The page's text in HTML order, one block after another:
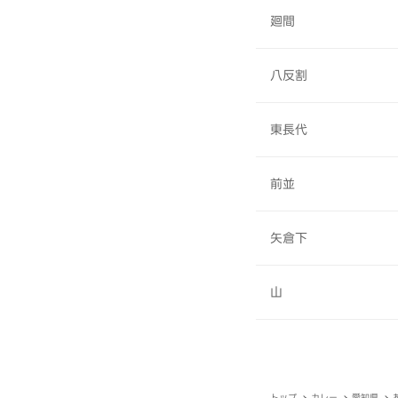
廻間
八反割
東長代
前並
矢倉下
山